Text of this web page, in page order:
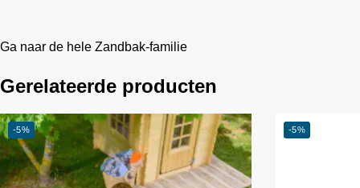
Ga naar de hele Zandbak-familie
Gerelateerde producten
-5% -5%